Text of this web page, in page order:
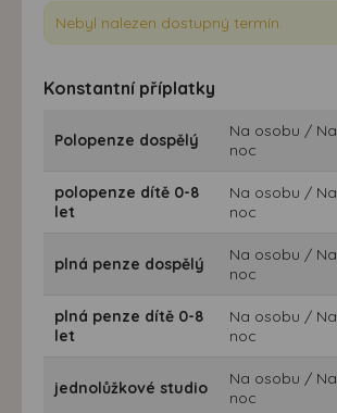
Nebyl nalezen dostupný termín.
Konstantní příplatky
Polopenze dospělý
Na osobu / Na
noc
polopenze dítě 0-8
let
Na osobu / Na
noc
plná penze dospělý
Na osobu / Na
noc
plná penze dítě 0-8
let
Na osobu / Na
noc
jednolůžkové studio
Na osobu / Na
noc